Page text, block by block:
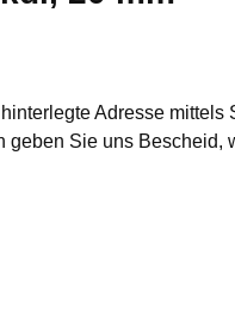
Adresse mittels
Sie uns